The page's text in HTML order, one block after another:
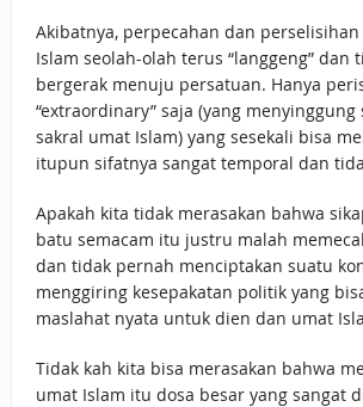
Akibatnya, perpecahan dan
Islam seolah-olah terus “langgeng” dan
bergerak menuju persatuan. Hanya
“extraordinary” saja (yang
sakral umat Islam) yang sesekali bisa
itupun sifatnya sangat temporal dan
Apakah kita tidak merasakan bahwa
batu semacam itu justru malah
dan tidak pernah menciptakan suatu
menggiring kesepakatan politik yang
maslahat nyata untuk dien dan umat
Tidak kah kita bisa merasakan bahwa
umat Islam itu dosa besar yang sangat